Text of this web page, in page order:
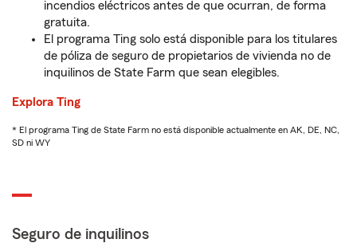
incendios eléctricos antes de que ocurran, de forma
gratuita.
El programa Ting solo está disponible para los titulares
de póliza de seguro de propietarios de vivienda no de
inquilinos de State Farm que sean elegibles.
Explora Ting
* El programa Ting de State Farm no está disponible actualmente en AK, DE, NC,
SD ni WY
Seguro de inquilinos